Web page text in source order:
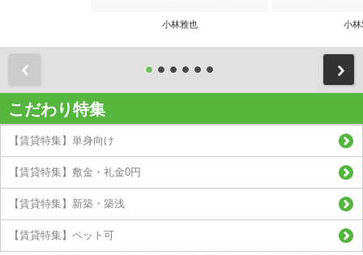
小林雅也 小林
こだわり特集
【賃貸特集】単身向け
【賃貸特集】敷金・礼金0円
【賃貸特集】新築・築浅
【賃貸特集】ペット可